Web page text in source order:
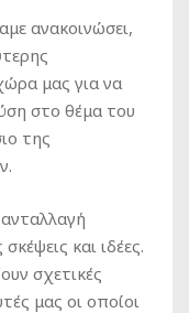
ανακοινώσει,
μας για να
στο θέμα του
της
και ιδέες.
σχετικές
μας οι οποίοι